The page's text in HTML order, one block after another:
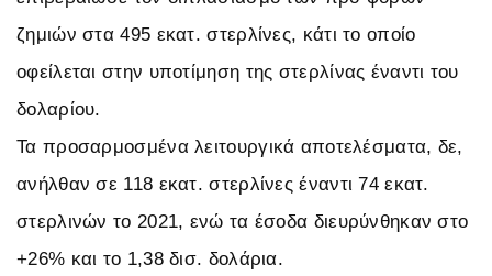
ζημιών στα 495 εκατ. στερλίνες, κάτι το οποίο
οφείλεται στην υποτίμηση της στερλίνας έναντι του
δολαρίου.
Τα προσαρμοσμένα λειτουργικά αποτελέσματα, δε,
ανήλθαν σε 118 εκατ. στερλίνες έναντι 74 εκατ.
στερλινών το 2021, ενώ τα έσοδα διευρύνθηκαν στο
+26% και το 1,38 δισ. δολάρια.